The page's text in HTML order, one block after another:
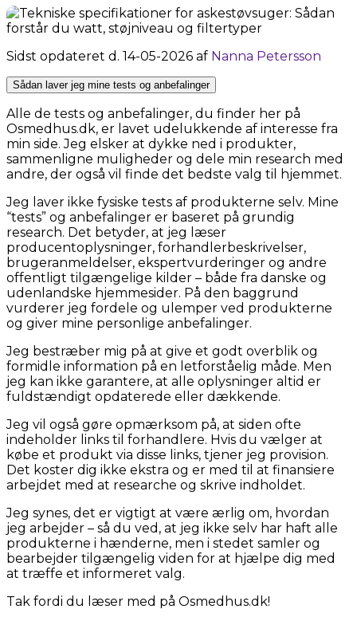
Sidst opdateret d. 14-05-2026 af Nanna Petersson
Sådan laver jeg mine tests og anbefalinger
Alle de tests og anbefalinger, du finder her på
Osmedhus.dk, er lavet udelukkende af interesse fra
min side. Jeg elsker at dykke ned i produkter,
sammenligne muligheder og dele min research med
andre, der også vil finde det bedste valg til hjemmet.
Jeg laver ikke fysiske tests af produkterne selv. Mine
“tests” og anbefalinger er baseret på grundig
research. Det betyder, at jeg læser
producentoplysninger, forhandlerbeskrivelser,
brugeranmeldelser, ekspertvurderinger og andre
offentligt tilgængelige kilder – både fra danske og
udenlandske hjemmesider. På den baggrund
vurderer jeg fordele og ulemper ved produkterne
og giver mine personlige anbefalinger.
Jeg bestræber mig på at give et godt overblik og
formidle information på en letforståelig måde. Men
jeg kan ikke garantere, at alle oplysninger altid er
fuldstændigt opdaterede eller dækkende.
Jeg vil også gøre opmærksom på, at siden ofte
indeholder links til forhandlere. Hvis du vælger at
købe et produkt via disse links, tjener jeg provision.
Det koster dig ikke ekstra og er med til at finansiere
arbejdet med at researche og skrive indholdet.
Jeg synes, det er vigtigt at være ærlig om, hvordan
jeg arbejder – så du ved, at jeg ikke selv har haft alle
produkterne i hænderne, men i stedet samler og
bearbejder tilgængelig viden for at hjælpe dig med
at træffe et informeret valg.
Tak fordi du læser med på Osmedhus.dk!